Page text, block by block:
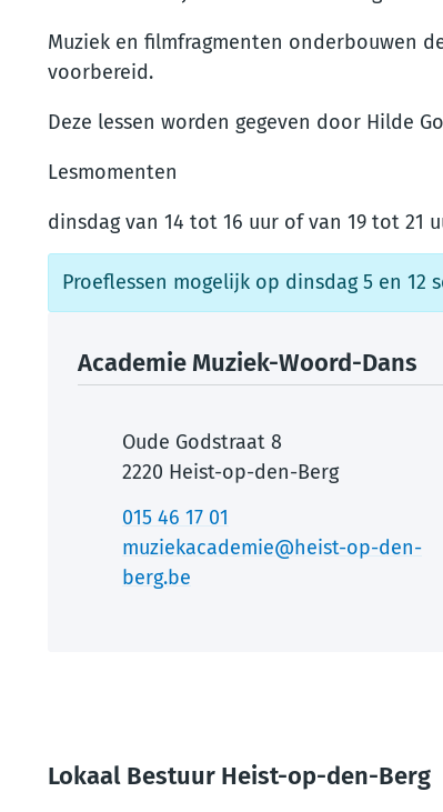
Muziek en filmfragmenten onderbouwen
voorbereid.
Deze lessen worden gegeven door Hilde
Lesmomenten
dinsdag van 14 tot 16 uur of van 19 tot 21
Proeflessen mogelijk op dinsdag 5 en 12
Contact
Academie Muziek-Woord-Dans
AdresOude Godstraat 8
,2220 Heist-op-den-Berg
015 46 17 01
E-mailmuziekacademie@heist-op-den-
berg.be
Lokaal Bestuur Heist-op-den-Berg